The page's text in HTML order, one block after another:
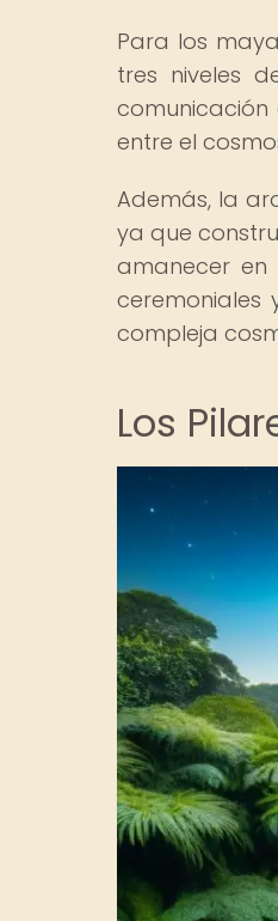
Para los
tres niveles
comunicación
entre el
Además, la
ya que
amanecer en
ceremoniales
compleja
Los